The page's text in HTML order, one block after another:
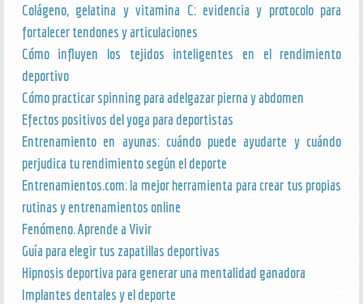
Colágeno, gelatina y vitamina C: evidencia y protocolo para
fortalecer tendones y articulaciones
Cómo influyen los tejidos inteligentes en el rendimiento
deportivo
Cómo practicar spinning para adelgazar pierna y abdomen
Efectos positivos del yoga para deportistas
Entrenamiento en ayunas: cuándo puede ayudarte y cuándo
perjudica tu rendimiento según el deporte
Entrenamientos.com: la mejor herramienta para crear tus propias
rutinas y entrenamientos online
Fenómeno. Aprende a Vivir
Guía para elegir tus zapatillas deportivas
Hipnosis deportiva para generar una mentalidad ganadora
Implantes dentales y el deporte